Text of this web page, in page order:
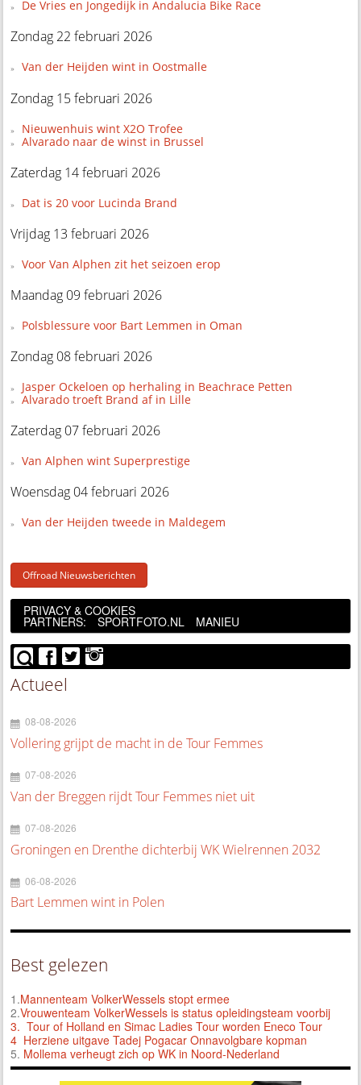
De Vries en Jongedijk in Andalucia Bike Race
Zondag 22 februari 2026
Van der Heijden wint in Oostmalle
Zondag 15 februari 2026
Nieuwenhuis wint X2O Trofee
Alvarado naar de winst in Brussel
Zaterdag 14 februari 2026
Dat is 20 voor Lucinda Brand
Vrijdag 13 februari 2026
Voor Van Alphen zit het seizoen erop
Maandag 09 februari 2026
Polsblessure voor Bart Lemmen in Oman
Zondag 08 februari 2026
Jasper Ockeloen op herhaling in Beachrace Petten
Alvarado troeft Brand af in Lille
Zaterdag 07 februari 2026
Van Alphen wint Superprestige
Woensdag 04 februari 2026
Van der Heijden tweede in Maldegem
Offroad Nieuwsberichten
PRIVACY & COOKIES
PARTNERS: SPORTFOTO.NL MANIEU
Actueel
08-08-2026
Vollering grijpt de macht in de Tour Femmes
07-08-2026
Van der Breggen rijdt Tour Femmes niet uit
07-08-2026
Groningen en Drenthe dichterbij WK Wielrennen 2032
06-08-2026
Bart Lemmen wint in Polen
Best gelezen
1.Mannenteam VolkerWessels stopt ermee
2.Vrouwenteam VolkerWessels is status opleidingsteam voorbij
3. Tour of Holland en Simac Ladies Tour worden Eneco Tour
4 Herziene uitgave Tadej Pogacar Onnavolgbare kopman
5. Mollema verheugt zich op WK in Noord-Nederland